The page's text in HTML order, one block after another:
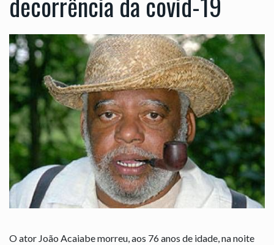
O ator João Acaiabe morreu, aos 76 anos de idade, na noite